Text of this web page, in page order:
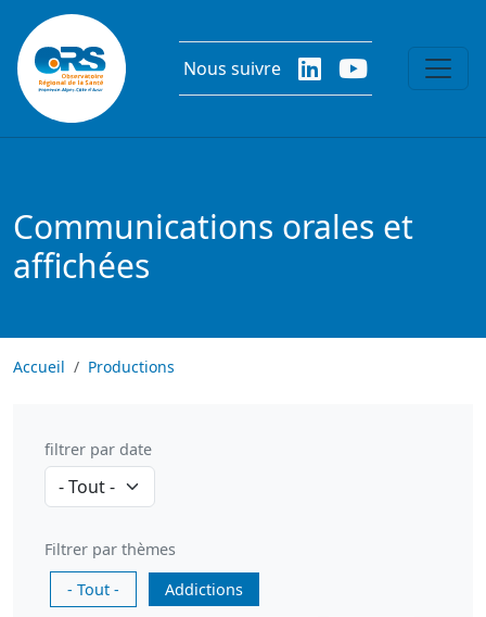
Aller au contenu principal
Nous suivre
Communications orales et
affichées
Accueil Productions
filtrer par date
Filtrer par thèmes
- Tout -
Addictions